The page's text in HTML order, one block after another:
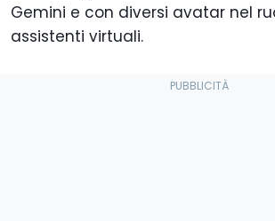
Gemini e con diversi avatar nel
assistenti virtuali.